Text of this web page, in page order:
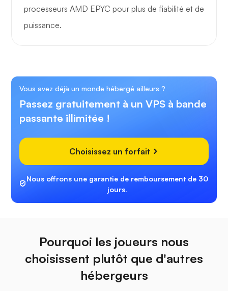
processeurs AMD EPYC pour plus de fiabilité et de
puissance.
Vous avez déjà un monde hébergé ailleurs ?
Passez gratuitement à un VPS à bande
passante illimitée !
Choisissez un forfait
Nous offrons une garantie de remboursement de 30
jours.
Pourquoi les joueurs nous
choisissent plutôt que d'autres
hébergeurs